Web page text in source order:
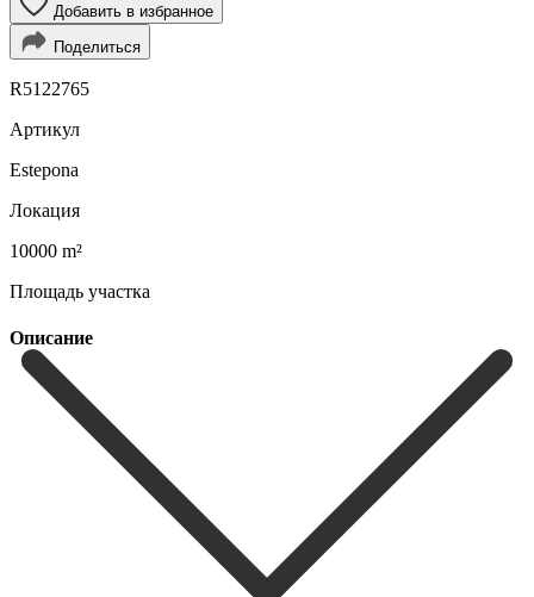
Добавить в избранное
Поделиться
R5122765
Артикул
Estepona
Локация
10000 m²
Площадь участка
Описание